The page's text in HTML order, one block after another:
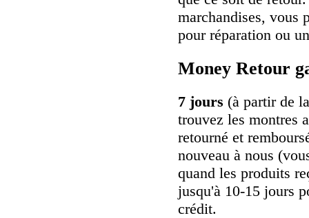
marchandises, vous
pour réparation ou
Money Retour
7 jours (à partir de
trouvez les montres
retourné et
nouveau à nous
quand les produits
jusqu'à 10-15 jours
crédit.